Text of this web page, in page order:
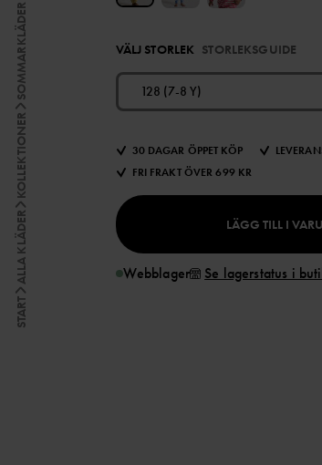
START
ALLA KLÄDER
KOLLEKTIONER
SOMMARKLÄDER VÄLJ STORLEK STORLEKSGUIDE
128 (7-8 Y)
30 DAGAR ÖPPET KÖP
FRI FRAKT ÖVER 699 KR
LÄGG TILL I
Webblager Se lagerstatus i